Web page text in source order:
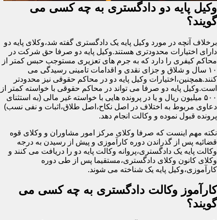
وکیل پایه دو دادگستری به چه کسی می
گویند؟
برخلاف آنچه در مورد وکیل پایه یک دادگستری گفته شد،وکلای پایه دو
دارای اختیارات محدودتری هستند.وکیل پایه دو صرفا حق شرکت در
محاکم کیفری را دارد که به جرم های تعزیری مستوجب حبس کمتر از
۱۰ سال و شلاق و جزای نقدی و اقدامات تامینی رسیدگی می
کنند.همچنین،اختیارات وکیل پایه دو در محاکم حقوقی نیز محدودتر
است.وکیل پایه دو صرفا می تواند در محاکم حقوقی با خواسته کمتر از
۵۰۰ میلیون ریال و یا در پرونده هایی با خواسته غیر مالی (به استثنای
دعاوی مربوط به اختلاف در اصل نکاح،اصل طلاق،اثبات و نفی نسب)
پرونده قبول نموده و وکالت انجام دهد.
نکته مهم اینست که صرفا وکلای مرکز امور مشاوران و وکلای قوه
قضائیه پس از گذراندن دوره کارآموزی و پیش از رسیدن به درجه
وکالت پایه یک دادگستری،پروانه وکالت پایه دو را دریافت می کنند و
وکلای کانون وکلای دادگستری،مستقیما پس از طی دوره
کارآموزی،وکیل پایه یک شناخته می شوند.
کارآموز وکالت دادگستری به چه کسی می
گویند؟